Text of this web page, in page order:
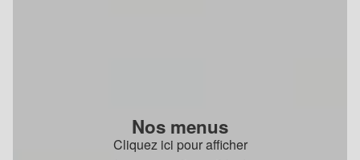
Nos menus
Cliquez ici pour afficher